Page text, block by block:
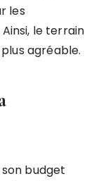
les
le terrain
agréable.
budget